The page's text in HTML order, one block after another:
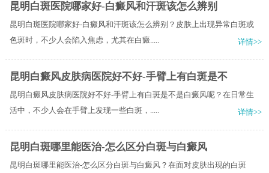
昆明白斑医院哪家好-白癜风和汗斑该怎么辨别
昆明白斑医院哪家好-白癜风和汗斑该怎么辨别？皮肤上出现异常白斑或
色斑时，不少人会陷入焦虑，尤其在白癜.....
详情>>
昆明白癜风皮肤病医院好不好-手臂上有白斑是不
昆明白癜风皮肤病医院好不好-手臂上有白斑是不是白癜风呢？在日常生
活中，不少人会在手臂上发现一些白斑，.....
详情>>
昆明白斑哪里能医治-怎么区分白斑与白癜风
昆明白斑哪里能医治-怎么区分白斑与白癜风？在面对皮肤出现的白斑